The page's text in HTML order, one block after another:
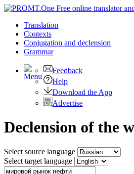
Translation
Contexts
Conjugation and declension
Grammar
Feedback
Help
Download the App
Advertise
Declension of the
Select source language
Select target language